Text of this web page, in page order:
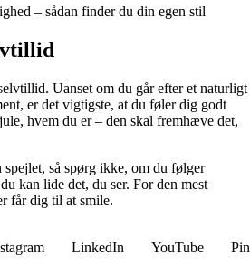
– sådan finder du din egen stil
Uanset om du går efter et naturligt
er det vigtigste, at du føler dig godt
hvem du er – den skal fremhæve det,
spejlet, så spørg ikke, om du følger
kan lide det, du ser. For den mest
får dig til at smile.
LinkedIn YouTube